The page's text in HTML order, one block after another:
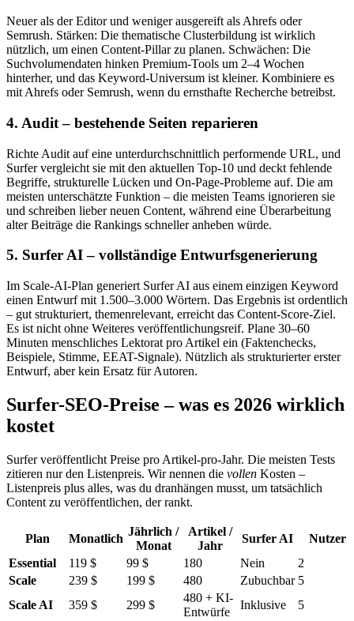
Neuer als der Editor und weniger ausgereift als Ahrefs oder
Semrush. Stärken: Die thematische Clusterbildung ist wirklich
nützlich, um einen Content-Pillar zu planen. Schwächen: Die
Suchvolumendaten hinken Premium-Tools um 2–4 Wochen
hinterher, und das Keyword-Universum ist kleiner. Kombiniere es
mit Ahrefs oder Semrush, wenn du ernsthafte Recherche betreibst.
4. Audit – bestehende Seiten reparieren
Richte Audit auf eine unterdurchschnittlich performende URL, und
Surfer vergleicht sie mit den aktuellen Top-10 und deckt fehlende
Begriffe, strukturelle Lücken und On-Page-Probleme auf. Die am
meisten unterschätzte Funktion – die meisten Teams ignorieren sie
und schreiben lieber neuen Content, während eine Überarbeitung
alter Beiträge die Rankings schneller anheben würde.
5. Surfer AI – vollständige Entwurfsgenerierung
Im Scale-AI-Plan generiert Surfer AI aus einem einzigen Keyword
einen Entwurf mit 1.500–3.000 Wörtern. Das Ergebnis ist ordentlich
– gut strukturiert, themenrelevant, erreicht das Content-Score-Ziel.
Es ist nicht ohne Weiteres veröffentlichungsreif. Plane 30–60
Minuten menschliches Lektorat pro Artikel ein (Faktenchecks,
Beispiele, Stimme, EEAT-Signale). Nützlich als strukturierter erster
Entwurf, aber kein Ersatz für Autoren.
Surfer-SEO-Preise – was es 2026 wirklich
kostet
Surfer veröffentlicht Preise pro Artikel-pro-Jahr. Die meisten Tests
zitieren nur den Listenpreis. Wir nennen die vollen Kosten –
Listenpreis plus alles, was du dranhängen musst, um tatsächlich
Content zu veröffentlichen, der rankt.
Plan Monatlich
Jährlich /
Monat
Artikel /
Jahr
Surfer AI
Nutzer
Essential
119 $ 99 $ 180 Nein
2
Scale
239 $ 199 $ 480 Zubuchbar 5
Scale AI
359 $ 299 $
480 + KI-
Entwürfe
Inklusive
5